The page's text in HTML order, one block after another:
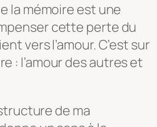
la mémoire est une
cette perte du
vers l’amour. C’est sur
: l’amour des autres et
de ma